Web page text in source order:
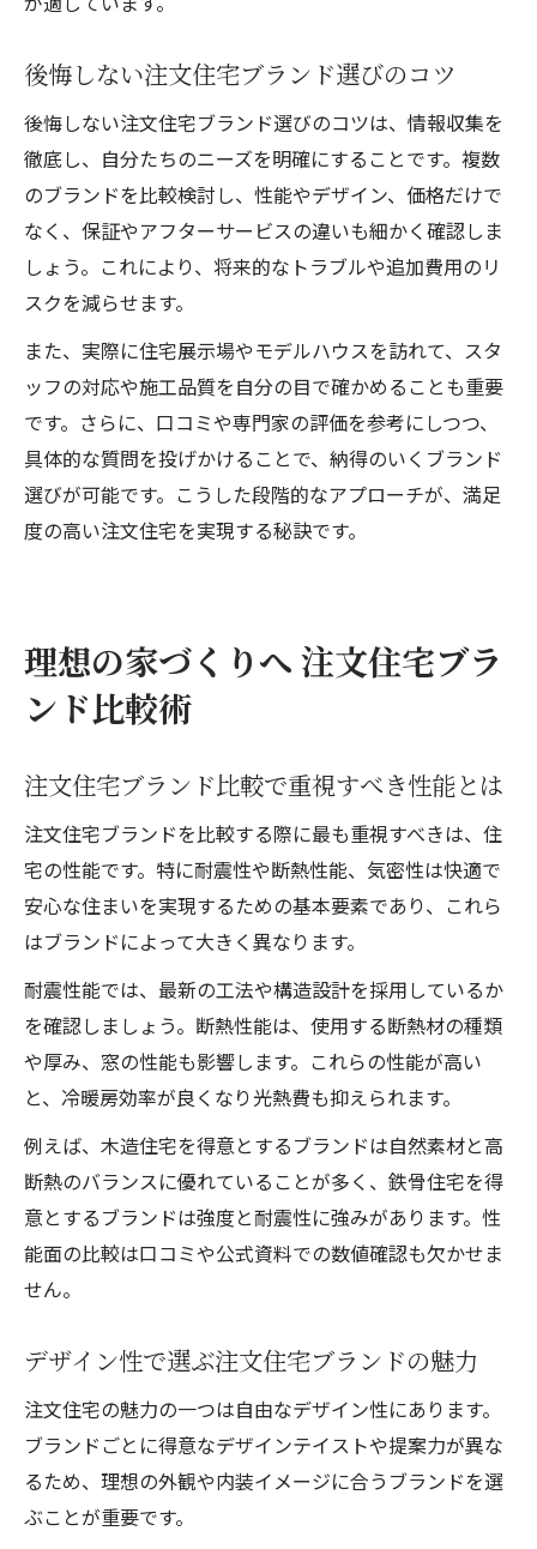
後悔しない注文住宅ブランド選びのコツ
後悔しない注文住宅ブランド選びのコツは、情報収集を
徹底し、自分たちのニーズを明確にすることです。複数
のブランドを比較検討し、性能やデザイン、価格だけで
なく、保証やアフターサービスの違いも細かく確認しま
しょう。これにより、将来的なトラブルや追加費用のリ
スクを減らせます。
また、実際に住宅展示場やモデルハウスを訪れて、スタ
ッフの対応や施工品質を自分の目で確かめることも重要
です。さらに、口コミや専門家の評価を参考にしつつ、
具体的な質問を投げかけることで、納得のいくブランド
選びが可能です。こうした段階的なアプローチが、満足
度の高い注文住宅を実現する秘訣です。
理想の家づくりへ 注文住宅ブラ
ンド比較術
注文住宅ブランド比較で重視すべき性能とは
注文住宅ブランドを比較する際に最も重視すべきは、住
宅の性能です。特に耐震性や断熱性能、気密性は快適で
安心な住まいを実現するための基本要素であり、これら
はブランドによって大きく異なります。
耐震性能では、最新の工法や構造設計を採用しているか
を確認しましょう。断熱性能は、使用する断熱材の種類
や厚み、窓の性能も影響します。これらの性能が高い
と、冷暖房効率が良くなり光熱費も抑えられます。
例えば、木造住宅を得意とするブランドは自然素材と高
断熱のバランスに優れていることが多く、鉄骨住宅を得
意とするブランドは強度と耐震性に強みがあります。性
能面の比較は口コミや公式資料での数値確認も欠かせま
せん。
デザイン性で選ぶ注文住宅ブランドの魅力
注文住宅の魅力の一つは自由なデザイン性にあります。
ブランドごとに得意なデザインテイストや提案力が異な
るため、理想の外観や内装イメージに合うブランドを選
ぶことが重要です。